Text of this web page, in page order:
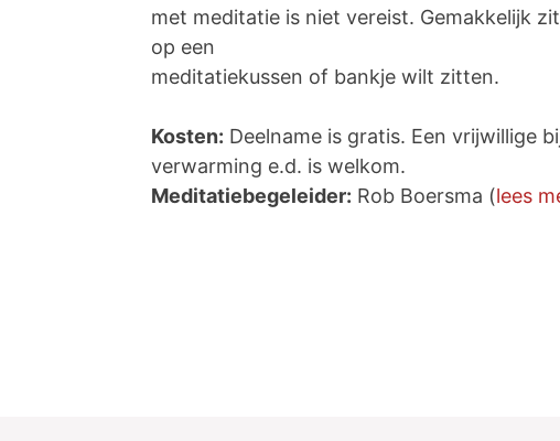
met meditatie is niet vereist. Gemakkelijk
op een
meditatiekussen of bankje wilt zitten.
Kosten: Deelname is gratis. Een vrijwillige
verwarming e.d. is welkom.
Meditatiebegeleider: Rob Boersma (lees